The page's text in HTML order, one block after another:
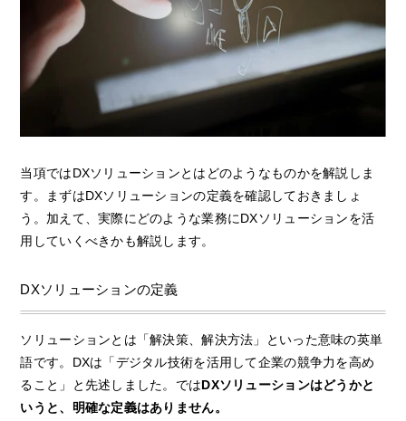
当項ではDXソリューションとはどのようなものかを解説しま
す。まずはDXソリューションの定義を確認しておきましょ
う。加えて、実際にどのような業務にDXソリューションを活
用していくべきかも解説します。
DXソリューションの定義
ソリューションとは「解決策、解決方法」といった意味の英単
語です。DXは「デジタル技術を活用して企業の競争力を高め
ること」と先述しました。ではDXソリューションはどうかと
いうと、明確な定義はありません。